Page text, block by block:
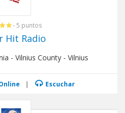
- 5 puntos
Hit Radio
- Vilnius County - Vilnius
| Escuchar